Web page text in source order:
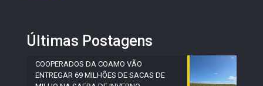
Últimas Postagens
COOPERADOS DA COAMO VÃO
ENTREGAR 69 MILHÕES DE SACAS DE